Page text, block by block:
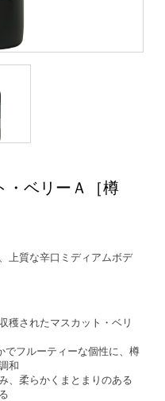
ベリーＡ［樽
上質な辛口ミディアムボデ
穫されたマスカット・ベリ
でフルーティーな個性に、樽
和
、柔らかくまとまりのある